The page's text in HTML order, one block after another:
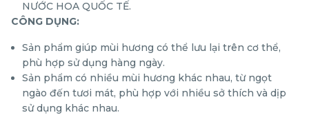
NƯỚC HOA QUỐC TẾ.
CÔNG DỤNG:
Sản phẩm giúp mùi hương có thể lưu lại trên cơ thể,
phù hợp sử dụng hàng ngày.
Sản phẩm có nhiều mùi hương khác nhau, từ ngọt
ngào đến tươi mát, phù hợp với nhiều sở thích và dịp
sử dụng khác nhau​.